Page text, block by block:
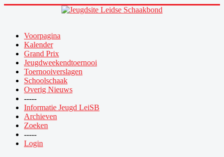
Voorpagina
Kalender
Grand Prix
Jeugdweekendtoernooi
Toernooiverslagen
Schoolschaak
Overig Nieuws
-----
Informatie Jeugd LeiSB
Archieven
Zoeken
-----
Login